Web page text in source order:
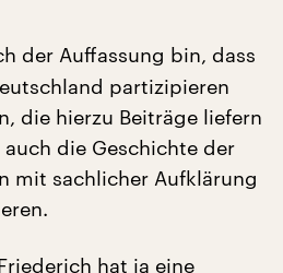
der Auffassung bin, dass
partizipieren
die hierzu Beiträge liefern
die Geschichte der
mit sachlicher Aufklärung
hat ja eine